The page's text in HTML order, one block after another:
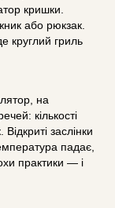
кришки.
або рюкзак.
круглий гриль
на
кількості
заслінки
падає,
практики — і